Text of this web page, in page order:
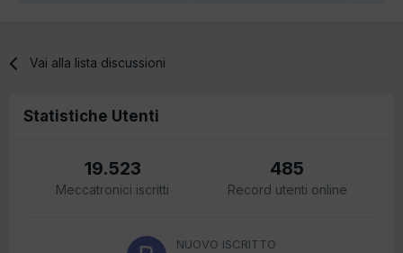
Vai alla lista discussioni
Statistiche Utenti
19.523
Meccatronici iscritti
485
Record utenti online
NUOVO ISCRITTO